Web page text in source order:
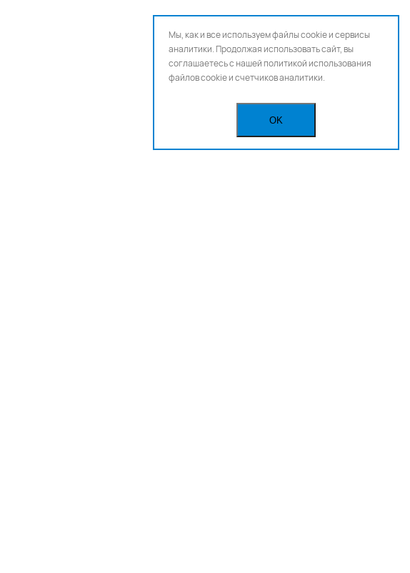
Мы, как и все используем файлы cookie и сервисы
аналитики. Продолжая использовать сайт, вы
соглашаетесь с нашейполитикой использования
файлов cookie и счетчиков аналитики.
OK